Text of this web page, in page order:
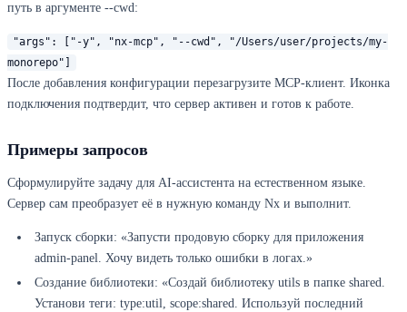
путь в аргументе --cwd:
"args": ["-y", "nx-mcp", "--cwd", "/Users/user/projects/my-
monorepo"]
После добавления конфигурации перезагрузите MCP-клиент. Иконка
подключения подтвердит, что сервер активен и готов к работе.
Примеры запросов
Сформулируйте задачу для AI-ассистента на естественном языке.
Сервер сам преобразует её в нужную команду Nx и выполнит.
Запуск сборки: «Запусти продовую сборку для приложения
admin-panel. Хочу видеть только ошибки в логах.»
Создание библиотеки: «Создай библиотеку utils в папке shared.
Установи теги: type:util, scope:shared. Используй последний